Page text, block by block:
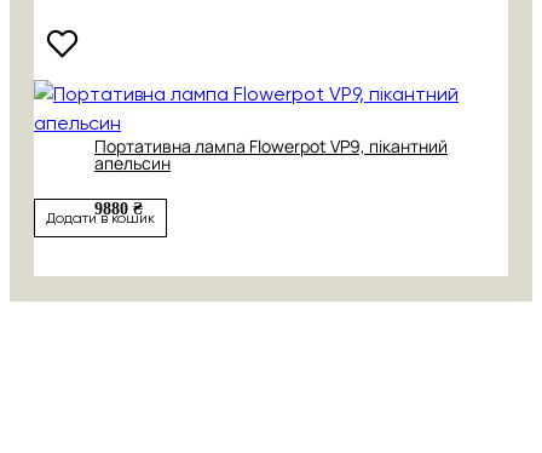
Портативна лампа Flowerpot VP9, пікантний
апельсин
9880 ₴
Додати в кошик